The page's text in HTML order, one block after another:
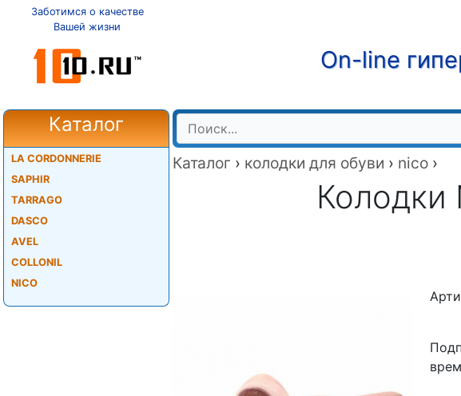
Заботимся о качестве
Вашей жизни
On-line
Каталог
LA CORDONNERIE
SAPHIR
TARRAGO
DASCO
AVEL
COLLONIL
NICO
Каталог › колодки для обуви › nico ›
Колодки